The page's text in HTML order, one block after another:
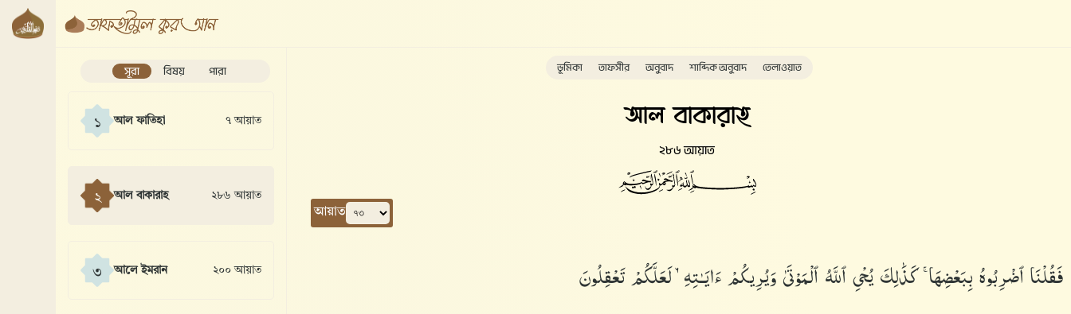
সূরা বিষয় পারা
১ আল ফাতিহা ৭ আয়াত
২ আল বাকারাহ ২৮৬ আয়াত
৩ আলে ইমরান ২০০ আয়াত
ভূমিকা তাফসীর অনুবাদ শাব্দিক অনুবাদ তেলাওয়াত
আল বাকারাহ
২৮৬ আয়াত
আয়াত
فَقُلْنَا ٱضْرِبُوهُ بِبَعْضِهَا ۚ كَذَٰلِكَ يُحْىِ ٱللَّهُ ٱلْمَوْتَىٰ وَيُرِيكُمْ ءَايَـٰتِهِۦ لَعَلَّكُمْ تَعْقِلُونَ